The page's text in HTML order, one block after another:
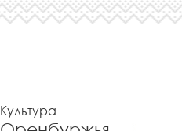
Культура